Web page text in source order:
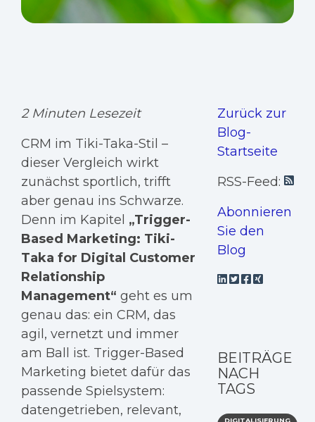
2 Minuten Lesezeit
CRM im Tiki-Taka-Stil –
dieser Vergleich wirkt
zunächst sportlich, trifft
aber genau ins Schwarze.
Denn im Kapitel „Trigger-
Based Marketing: Tiki-
Taka for Digital Customer
Relationship
Management“ geht es um
genau das: ein CRM, das
agil, vernetzt und immer
am Ball ist. Trigger-Based
Marketing bietet dafür das
passende Spielsystem:
datengetrieben, relevant,
Zurück zur
Blog-
Startseite
RSS-Feed:
Abonnieren
Sie den
Blog
BEITRÄGE
NACH
TAGS
DIGITALISIERUNG